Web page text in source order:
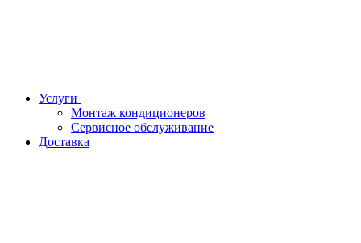
Услуги
Монтаж кондиционеров
Сервисное обслуживание
Доставка